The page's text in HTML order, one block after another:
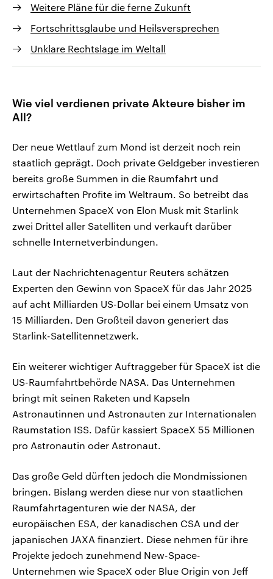
Weitere Pläne für die ferne Zukunft
Fortschrittsglaube und Heilsversprechen
Unklare Rechtslage im Weltall
Wie viel verdienen private Akteure bisher im
All?
Der neue Wettlauf zum Mond ist derzeit noch rein
staatlich geprägt. Doch private Geldgeber investieren
bereits große Summen in die Raumfahrt und
erwirtschaften Profite im Weltraum. So betreibt das
Unternehmen SpaceX von Elon Musk mit Starlink
zwei Drittel aller Satelliten und verkauft darüber
schnelle Internetverbindungen.
Laut der Nachrichtenagentur Reuters schätzen
Experten den Gewinn von SpaceX für das Jahr 2025
auf acht Milliarden US-Dollar bei einem Umsatz von
15 Milliarden. Den Großteil davon generiert das
Starlink-Satellitennetzwerk.
Ein weiterer wichtiger Auftraggeber für SpaceX ist die
US-Raumfahrtbehörde NASA. Das Unternehmen
bringt mit seinen Raketen und Kapseln
Astronautinnen und Astronauten zur Internationalen
Raumstation ISS. Dafür kassiert SpaceX 55 Millionen
pro Astronautin oder Astronaut.
Das große Geld dürften jedoch die Mondmissionen
bringen. Bislang werden diese nur von staatlichen
Raumfahrtagenturen wie der NASA, der
europäischen ESA, der kanadischen CSA und der
japanischen JAXA finanziert. Diese nehmen für ihre
Projekte jedoch zunehmend New-Space-
Unternehmen wie SpaceX oder Blue Origin von Jeff